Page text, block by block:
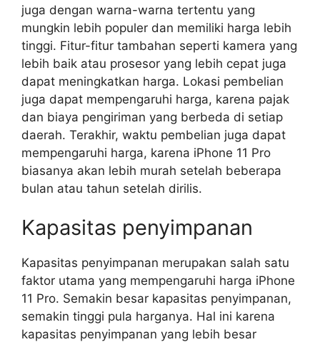
juga dengan warna-warna tertentu yang
mungkin lebih populer dan memiliki harga lebih
tinggi. Fitur-fitur tambahan seperti kamera yang
lebih baik atau prosesor yang lebih cepat juga
dapat meningkatkan harga. Lokasi pembelian
juga dapat mempengaruhi harga, karena pajak
dan biaya pengiriman yang berbeda di setiap
daerah. Terakhir, waktu pembelian juga dapat
mempengaruhi harga, karena iPhone 11 Pro
biasanya akan lebih murah setelah beberapa
bulan atau tahun setelah dirilis.
Kapasitas penyimpanan
Kapasitas penyimpanan merupakan salah satu
faktor utama yang mempengaruhi harga iPhone
11 Pro. Semakin besar kapasitas penyimpanan,
semakin tinggi pula harganya. Hal ini karena
kapasitas penyimpanan yang lebih besar